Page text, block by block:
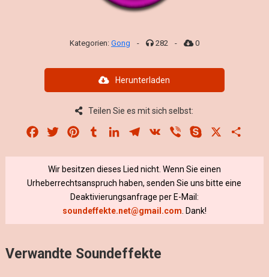
Kategorien: Gong - 282 - 0
Herunterladen
Teilen Sie es mit sich selbst:
Facebook
Twitter PinterestTumblrLinkedInTelegram
VK Viber Skype
Wir besitzen dieses Lied nicht. Wenn Sie einen
Urheberrechtsanspruch haben, senden Sie uns bitte eine
Deaktivierungsanfrage per E-Mail:
soundeffekte.net@gmail.com . Dank!
Verwandte Soundeffekte